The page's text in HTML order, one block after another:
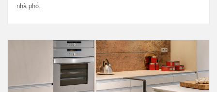
nhà phố.